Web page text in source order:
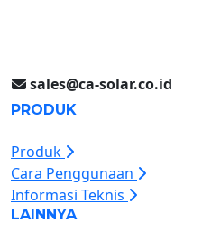
sales@ca-solar.co.id
PRODUK
Produk
Cara Penggunaan
Informasi Teknis
LAINNYA